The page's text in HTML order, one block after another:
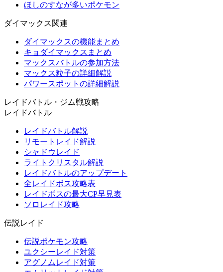
ほしのすなが多いポケモン
ダイマックス関連
ダイマックスの機能まとめ
キョダイマックスまとめ
マックスバトルの参加方法
マックス粒子の詳細解説
パワースポットの詳細解説
レイドバトル・ジム戦攻略
レイドバトル
レイドバトル解説
リモートレイド解説
シャドウレイド
ライトクリスタル解説
レイドバトルのアップデート
全レイドボス攻略表
レイドボスの最大CP早見表
ソロレイド攻略
伝説レイド
伝説ポケモン攻略
ユクシーレイド対策
アグノムレイド対策